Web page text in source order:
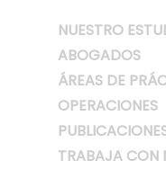
NUESTRO
ABOGADOS
ÁREAS DE
OPERACIONES
TRABAJA CON